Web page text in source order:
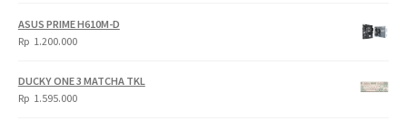
ASUS PRIME H610M-D
Rp 1.200.000
DUCKY ONE 3 MATCHA TKL
Rp 1.595.000